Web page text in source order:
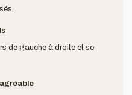
de gauche à droite et se